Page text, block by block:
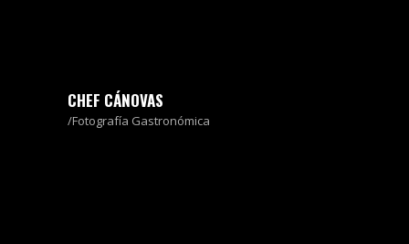
CHEF CÁNOVAS
Fotografía Gastronómica